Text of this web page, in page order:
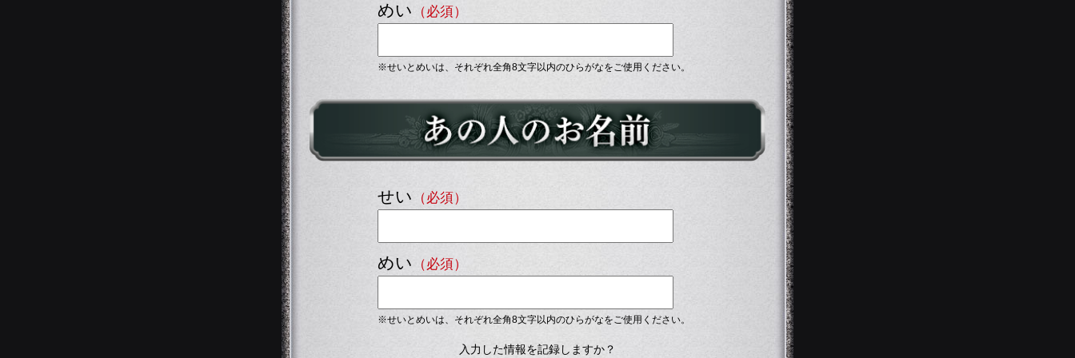
めい （必須）
※せいとめいは、それぞれ全角8文字以内のひらがなをご使用ください。
せい （必須）
めい （必須）
※せいとめいは、それぞれ全角8文字以内のひらがなをご使用ください。
入力した情報を記録しますか？